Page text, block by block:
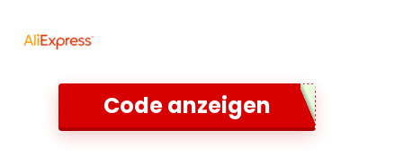
Code anzeigen